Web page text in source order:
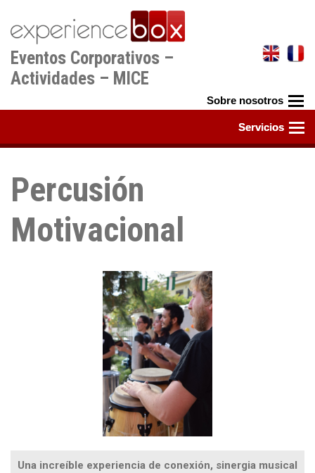
contenido
principal
Eventos Corporativos –
Actividades – MICE
Percusión
Motivacional
Una increíble experiencia de conexión, sinergia musical